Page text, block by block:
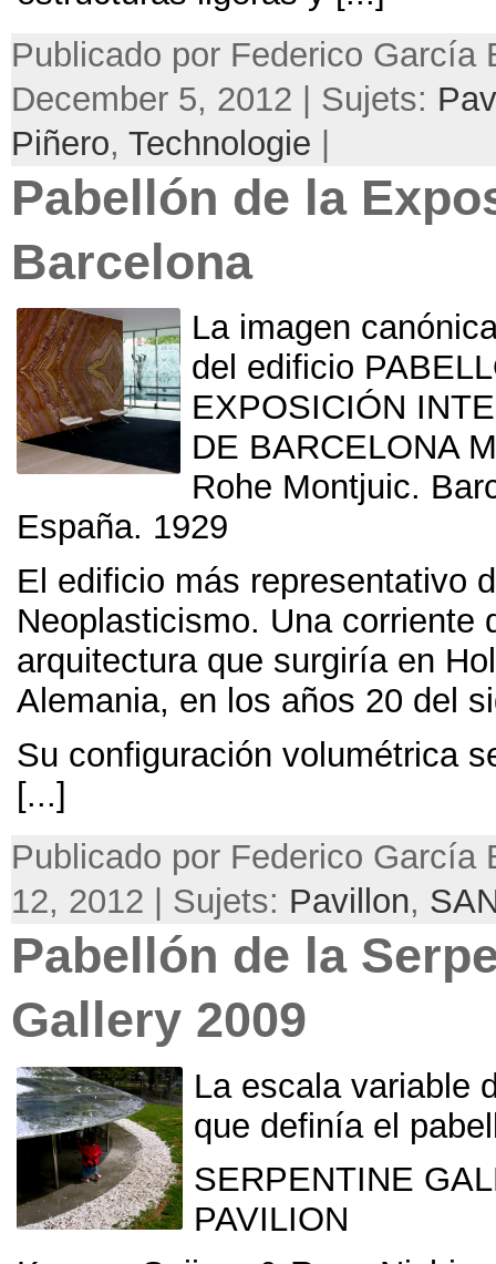
Publicado por Federico García
December 5, 2012 | Sujets:
Piñero, Technologie |
Pabellón de la
Barcelona
La imagen
del edificio
EXPOSICIÓN
DE BARCELONA
Rohe Montjuic.
España. 1929
El edificio más representativo
Neoplasticismo. Una corriente
arquitectura que surgiría en
Alemania, en los años 20 del
Su configuración volumétrica
[...]
Publicado por Federico García
12, 2012 | Sujets: Pavillon,
Pabellón de la
Gallery 2009
La escala variable
que definía el
SERPENTINE
PAVILION